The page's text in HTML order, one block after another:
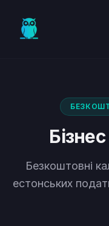
Бізнес
Безкоштовні
естонських